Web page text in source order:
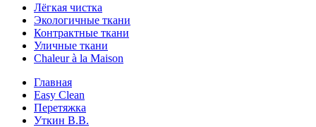
Лёгкая чистка
Экологичные ткани
Контрактные ткани
Уличные ткани
Сhaleur à la Maison
Главная
Easy Clean
Перетяжка
Уткин В.В.